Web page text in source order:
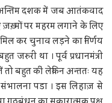
दशक में जब आतंकवाद
पर महरम लगाने के लिए
कर चुनाव लड़ने का निर्णय
जरुरी था । पूर्व प्रधानमंत्री
तो बहुत कीं लेकिन अन्ततः यह
पडा । इस लिहाज़ से